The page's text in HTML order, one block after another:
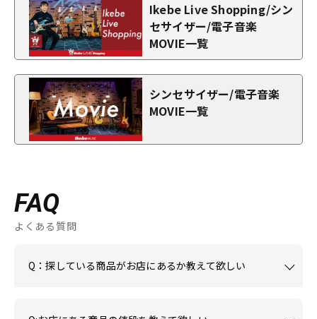
Ikebe Live Shopping/シン
セサイザー/電子音楽
MOVIE一覧
シンセサイザー/電子音楽
MOVIE一覧
FAQ
よくある質問
Q：探している商品がお店にあるか教えて欲しい